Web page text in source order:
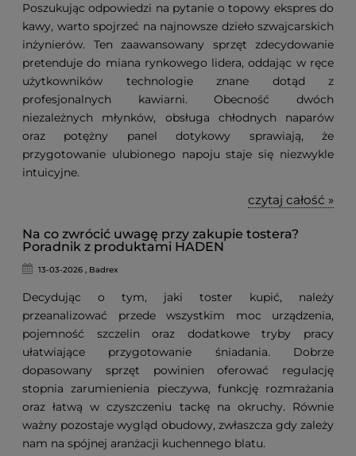
Poszukując odpowiedzi na pytanie o topowy ekspres do
kawy, warto spojrzeć na najnowsze dzieło szwajcarskich
inżynierów. Ten zaawansowany sprzęt zdecydowanie
pretenduje do miana rynkowego lidera, oddając w ręce
użytkowników technologie znane dotąd z
profesjonalnych kawiarni. Obecność dwóch
niezależnych młynków, obsługa chłodnych naparów
oraz potężny panel dotykowy sprawiają, że
przygotowanie ulubionego napoju staje się niezwykle
intuicyjne.
czytaj całość »
Na co zwrócić uwagę przy zakupie tostera?
Poradnik z produktami HADEN
13-03-2026 , Badrex
Decydując o tym, jaki toster kupić, należy
przeanalizować przede wszystkim moc urządzenia,
pojemność szczelin oraz dodatkowe tryby pracy
ułatwiające przygotowanie śniadania. Dobrze
dopasowany sprzęt powinien oferować regulację
stopnia zarumienienia pieczywa, funkcję rozmrażania
oraz łatwą w czyszczeniu tackę na okruchy. Równie
ważny pozostaje wygląd obudowy, zwłaszcza gdy zależy
nam na spójnej aranżacji kuchennego blatu.